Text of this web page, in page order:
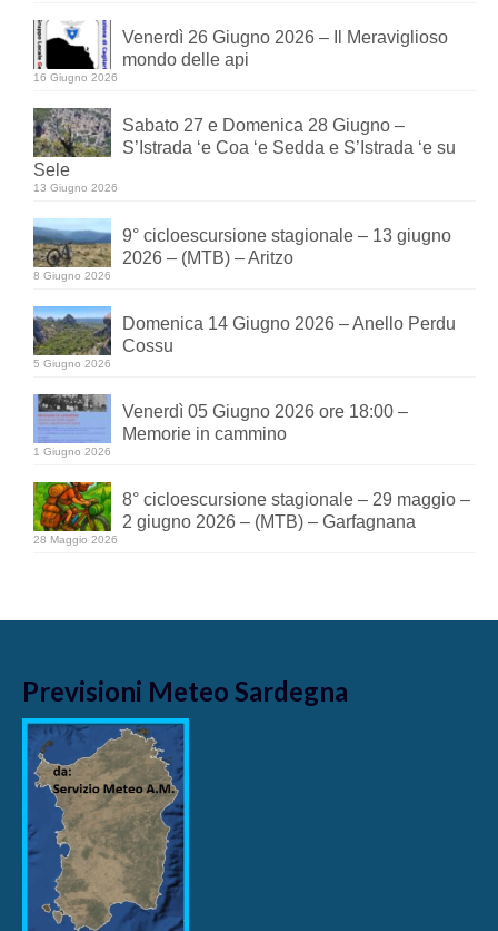
Venerdì 26 Giugno 2026 – Il Meraviglioso
mondo delle api
16 Giugno 2026
Sabato 27 e Domenica 28 Giugno –
S’Istrada ‘e Coa ‘e Sedda e S’Istrada ‘e su
Sele
13 Giugno 2026
9° cicloescursione stagionale – 13 giugno
2026 – (MTB) – Aritzo
8 Giugno 2026
Domenica 14 Giugno 2026 – Anello Perdu
Cossu
5 Giugno 2026
Venerdì 05 Giugno 2026 ore 18:00 –
Memorie in cammino
1 Giugno 2026
8° cicloescursione stagionale – 29 maggio –
2 giugno 2026 – (MTB) – Garfagnana
28 Maggio 2026
Previsioni Meteo Sardegna